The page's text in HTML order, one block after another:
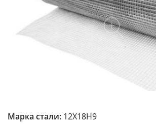
Марка стали: 12Х18Н9